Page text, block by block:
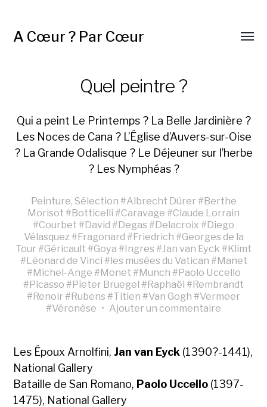
A Cœur ? Par Cœur
Quel peintre ?
Qui a peint Le Printemps ? La Belle Jardinière ?
Les Noces de Cana ? L’Église d’Auvers-sur-Oise
? La Grande Odalisque ? Le Déjeuner sur l’herbe
? Les Nymphéas ?
Peinture, Sélection #Albrecht Dürer#Berthe
Morisot #Botticelli #Caravage #Claude Lorrain
#Courbet #David #Degas #Delacroix #Diego
Vélasquez #Fragonard #Friedrich #Georges de la
Tour#Géricault #Goya #Ingres #Jan van Eyck #Klimt
#Léonard de Vinci #les musées du Vatican #Manet
#Michel-Ange #Monet #Munch #Paolo Uccello
#Picasso #Pieter Bruegel #Raphaël #Rembrandt
#Renoir#Rubens #Titien #Van Gogh #Vermeer
#Véronèse • Ajouter un commentaire
Les Époux Arnolfini, Jan van Eyck (1390?-1441),
National Gallery
Bataille de San Romano, Paolo Uccello (1397-
1475), National Gallery